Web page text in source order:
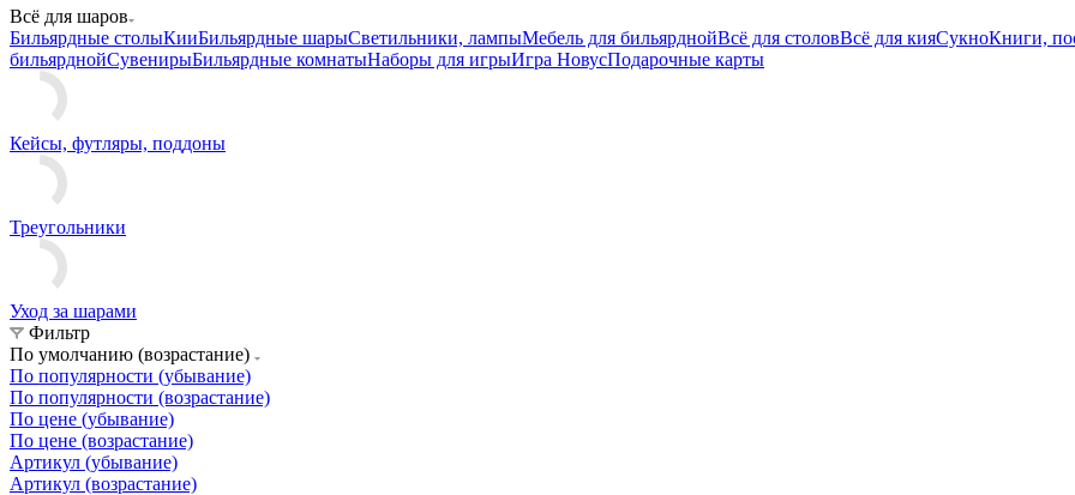
Всё для шаров
Бильярдные столыКииБильярдные шарыСветильники, лампыМебель для бильярднойВсё для столовВсё для кияСукноКниги,
бильярднойСувенирыБильярдные комнатыНаборы для игрыИгра НовусПодарочные карты
Кейсы, футляры, поддоны
Треугольники
Уход за шарами
Фильтр
По умолчанию (возрастание)
По популярности (убывание)
По популярности (возрастание)
По цене (убывание)
По цене (возрастание)
Артикул (убывание)
Артикул (возрастание)